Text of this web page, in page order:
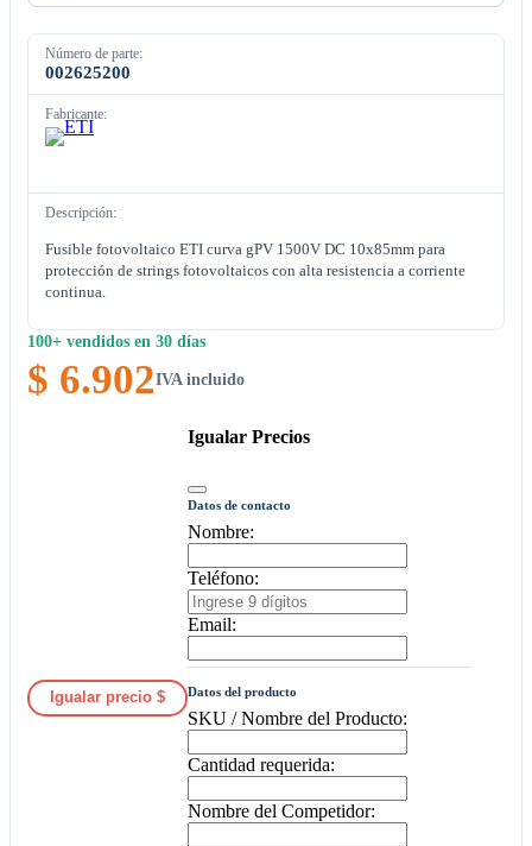
Número de parte:
002625200
Fabricante:
Descripción:
Fusible fotovoltaico ETI curva gPV 1500V DC 10x85mm para
protección de strings fotovoltaicos con alta resistencia a corriente
continua.
100+ vendidos en 30 días
$ 6.902IVA incluido
Igualar precio $
Igualar Precios
Datos de contacto
Nombre:
Teléfono:
Email:
Datos del producto
SKU / Nombre del Producto:
Cantidad requerida:
Nombre del Competidor: